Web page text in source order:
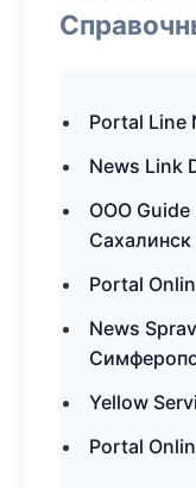
Portal
News Link
ООО
Сахалинск
Portal
News
Yellow
Portal